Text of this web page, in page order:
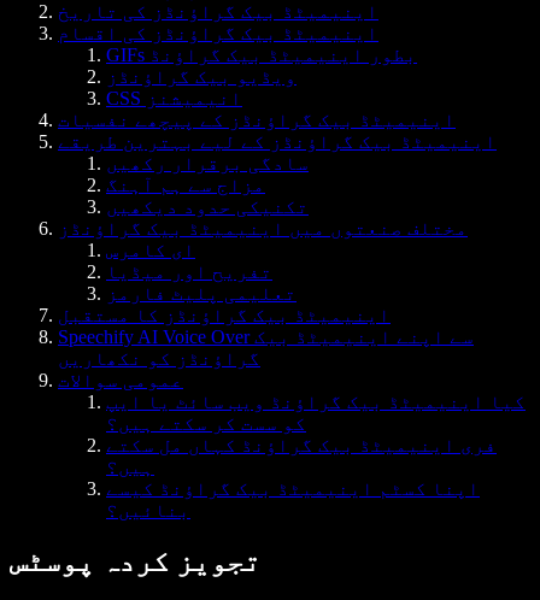
اینیمیٹڈ بیک گراؤنڈز کی تاریخ
اینیمیٹڈ بیک گراؤنڈز کی اقسام
GIFs بطور اینیمیٹڈ بیک گراؤنڈ
ویڈیو بیک گراؤنڈز
CSS انیمیشنز
اینیمیٹڈ بیک گراؤنڈز کے پیچھے نفسیات
اینیمیٹڈ بیک گراؤنڈز کے لیے بہترین طریقے
سادگی برقرار رکھیں
مزاج سے ہم آہنگ
تکنیکی حدود دیکھیں
مختلف صنعتوں میں اینیمیٹڈ بیک گراؤنڈز
ای کامرس
تفریح اور میڈیا
تعلیمی پلیٹ فارمز
اینیمیٹڈ بیک گراؤنڈز کا مستقبل
Speechify AI Voice Over سے اپنے اینیمیٹڈ بیک
گراؤنڈز کو نکھاریں
عمومی سوالات
کیا اینیمیٹڈ بیک گراؤنڈ ویب سائٹ یا ایپ
کو سست کر سکتے ہیں؟
فری اینیمیٹڈ بیک گراؤنڈ کہاں مل سکتے
ہیں؟
اپنا کسٹم اینیمیٹڈ بیک گراؤنڈ کیسے
بنائیں؟
تجویز کردہ پوسٹس